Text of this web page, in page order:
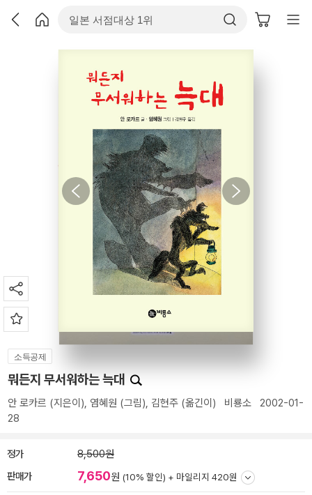
소득공제
뭐든지 무서워하는 늑대
안 로카르 (지은이), 염혜원 (그림), 김현주 (옮긴이) 비룡소 2002-01-
28
정가 8,500원
판매가 7,650원 (10% 할인) + 마일리지 420원